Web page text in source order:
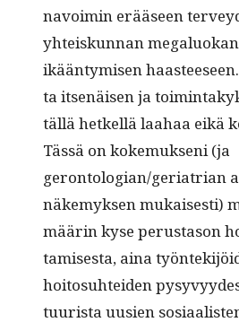
navoimin erääseen
yhteiskun­nan
ikään­tymisen
ta itsenäisen ja
täl­lä het­kel­lä laa­haa eikä
Tässä on koke­muk­seni (ja
gerontologian/geriatrian
näke­myk­sen mukaises­ti)
määrin kyse perus­ta­son
tamis­es­ta, aina
hoito­suhtei­den
tuurista uusien